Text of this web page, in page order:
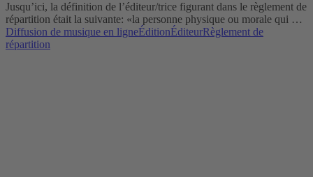
Jusqu’ici, la définition de l’éditeur/trice figurant dans le règlement de
répartition était la suivante: «la personne physique ou morale qui …
Diffusion de musique en ligneÉditionÉditeurRèglement de
répartition